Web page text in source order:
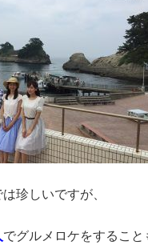
珍しいですが、
でグルメロケをすること